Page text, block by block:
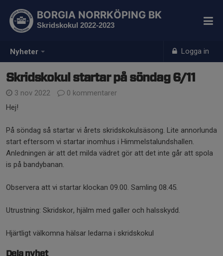
Nyheter Logga in
BORGIA NORRKÖPING BK
Skridskokul 2022-2023
Skridskokul startar på söndag 6/11
3 nov 2022
0 kommentarer
Hej!
På söndag så startar vi årets skridskokulsäsong. Lite annorlunda
start eftersom vi startar inomhus i Himmelstalundshallen.
Anledningen är att det milda vädret gör att det inte går att spola
is på bandybanan.
Observera att vi startar klockan 09.00. Samling 08.45.
Utrustning: Skridskor, hjälm med galler och halsskydd.
Hjärtligt välkomna hälsar ledarna i skridskokul
Dela nyhet